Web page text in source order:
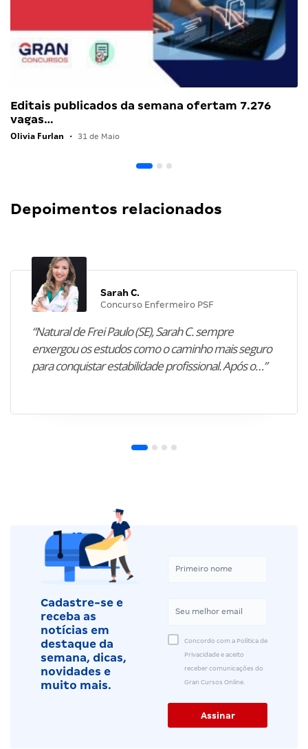
Editais publicados da semana ofertam 7.276
vagas…
Olivia Furlan • 31 de Maio
Depoimentos relacionados
Sarah C.
Concurso Enfermeiro PSF
“Natural de Frei Paulo (SE), Sarah C. sempre
enxergou os estudos como o caminho mais seguro
para conquistar estabilidade profissional. Após o…”
Cadastre-se e
receba as
notícias em
destaque da
semana, dicas,
novidades e
muito mais.
Concordo com a Política de
Privacidade e aceito
receber comunicações do
Gran Cursos Online.